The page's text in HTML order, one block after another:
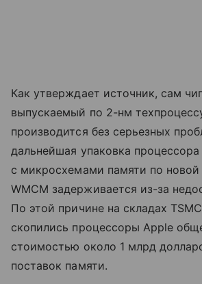
Как утверждает источник, сам
выпускаемый по 2-нм
производится без серьезных
дальнейшая упаковка процессора
с микросхемами памяти по новой
WMCM задерживается из-за
По этой причине на складах
скопились процессоры Apple
стоимостью около 1 млрд
поставок памяти.